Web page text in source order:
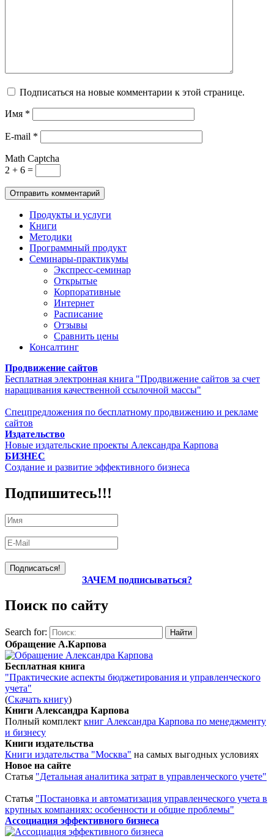
Подписаться на новые комментарии к этой странице.
Имя *
E-mail *
Math Captcha
2 + 6 =
Продукты и услуги
Книги
Методики
Программный продукт
Семинары-практикумы
Экспресс-семинар
Открытые
Корпоративные
Интернет
Расписание
Отзывы
Сравнить цены
Консалтинг
Продвижение сайтов
Бесплатная электронная книга "Продвижение сайтов за счет
наращивания качественной ссылочной массы"
Спецпредложения по бесплатному продвижению и рекламе
сайтов
Издательство
Новые издательские проекты Александра Карпова
БИЗНЕС
Создание и развитие эффективного бизнеса
Подпишитесь!!!
ЗАЧЕМ подписываться?
Поиск по сайту
Search for:
Обращение А.Карпова
Бесплатная книга
"Практические аспекты бюджетирования и управленческого
учета"
(Скачать книгу)
Книги Александра Карпова
Полный комплект книг Александра Карпова по менеджменту
и бизнесу
Книги издательства
Книги издательства "Москва" на самых выгодных условиях
Новое на сайте
Статья "Детальная аналитика затрат в управленческого учете"
Статья "Постановка и автоматизация управленческого учета в
крупных компаниях: особенности и общие проблемы"
Ассоциация эффективного бизнеса